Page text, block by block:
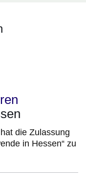
die Zulassung
in Hessen“ zu